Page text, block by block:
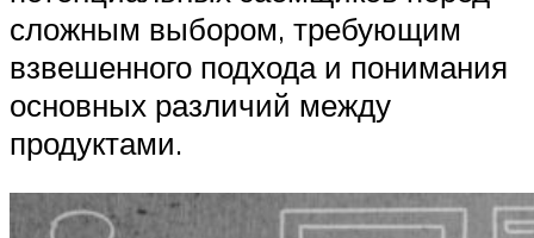
сложным выбором, требующим
взвешенного подхода и понимания
основных различий между
продуктами.